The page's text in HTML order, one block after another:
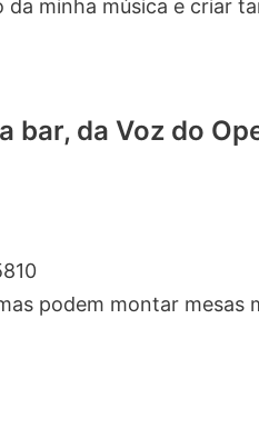
minha música e criar
bar, da Voz do
podem montar mesas